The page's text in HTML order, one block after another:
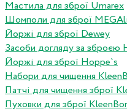
Мастила для зброї Umarex
Шомполи для зброї
Йоржі для зброї Dewey
Засоби догляду за зброєю
Йоржі для зброї Hoppe`s
Набори для чищення
Патчі для чищення зброї
Пуховки для зброї